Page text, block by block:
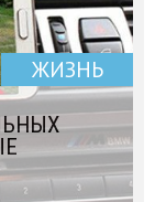
ЖИЗНЬ